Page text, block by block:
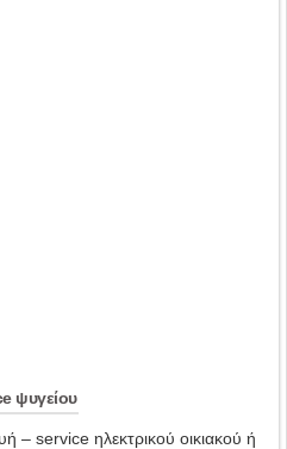
ψυγείου
– service ηλεκτρικού οικιακού ή